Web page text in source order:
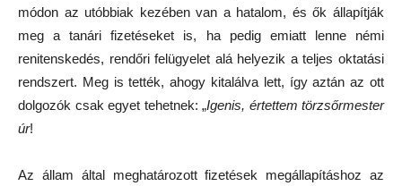
módon az utóbbiak kezében van a hatalom, és ők állapítják
meg a tanári fizetéseket is, ha pedig emiatt lenne némi
renitenskedés, rendőri felügyelet alá helyezik a teljes oktatási
rendszert. Meg is tették, ahogy kitalálva lett, így aztán az ott
dolgozók csak egyet tehetnek: „Igenis, értettem törzsőrmester
úr!
Az állam által meghatározott fizetések megállapításhoz az